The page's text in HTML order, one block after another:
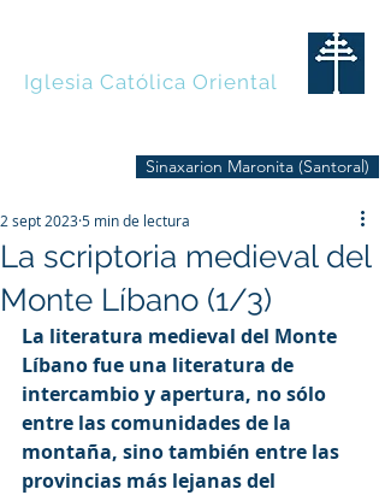
Iglesia Católica Oriental
Sinaxarion Maronita (Santoral)
La scriptoria medieval del
Monte Líbano (1/3)
2 sept 20235 min de lectura
La literatura medieval del Monte
Líbano fue una literatura de
intercambio y apertura, no sólo
entre las comunidades de la
montaña, sino también entre las
provincias más lejanas del